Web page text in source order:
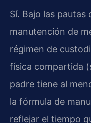
Sí. Bajo las pautas
manutención de
régimen de
física compartida
padre tiene al
la fórmula de
reflejar el tiempo